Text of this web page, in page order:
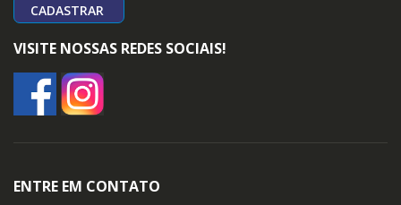
CADASTRAR
VISITE NOSSAS REDES SOCIAIS!
ENTRE EM CONTATO